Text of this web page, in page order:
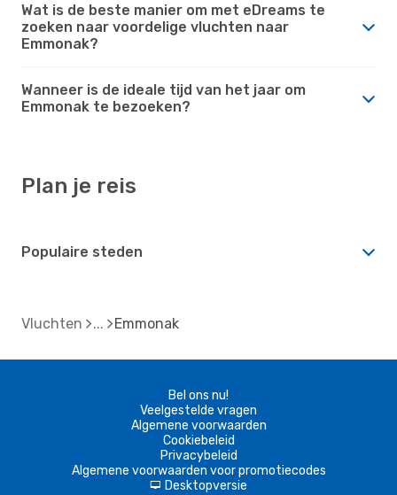
Wat is de beste manier om met eDreams te
zoeken naar voordelige vluchten naar
Emmonak?
Wanneer is de ideale tijd van het jaar om
Emmonak te bezoeken?
Plan je reis
Populaire steden
Vluchten Emmonak
Bel ons nu!
Veelgestelde vragen
Algemene voorwaarden
Cookiebeleid
Privacybeleid
Algemene voorwaarden voor promotiecodes
d Desktopversie